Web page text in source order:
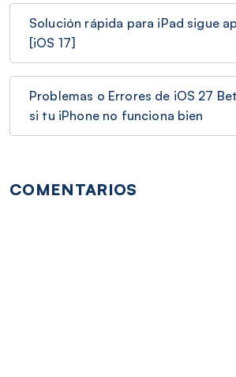
Solución rápida para iPad sigue
[iOS 17]
Problemas o Errores de iOS 27
si tu iPhone no funciona bien
COMENTARIOS